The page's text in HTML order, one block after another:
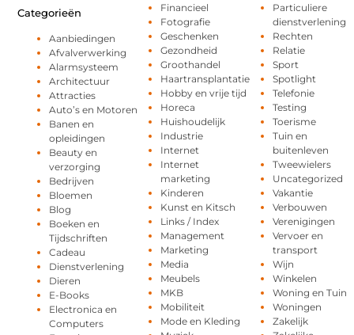
Categorieën
Aanbiedingen
Afvalverwerking
Alarmsysteem
Architectuur
Attracties
Auto’s en Motoren
Banen en
opleidingen
Beauty en
verzorging
Bedrijven
Bloemen
Blog
Boeken en
Tijdschriften
Cadeau
Dienstverlening
Dieren
E-Books
Electronica en
Computers
Financieel
Fotografie
Geschenken
Gezondheid
Groothandel
Haartransplantatie
Hobby en vrije tijd
Horeca
Huishoudelijk
Industrie
Internet
Internet
marketing
Kinderen
Kunst en Kitsch
Links / Index
Management
Marketing
Media
Meubels
MKB
Mobiliteit
Mode en Kleding
Particuliere
dienstverlening
Rechten
Relatie
Sport
Spotlight
Telefonie
Testing
Toerisme
Tuin en
buitenleven
Tweewielers
Uncategorized
Vakantie
Verbouwen
Verenigingen
Vervoer en
transport
Wijn
Winkelen
Woning en Tuin
Woningen
Zakelijk